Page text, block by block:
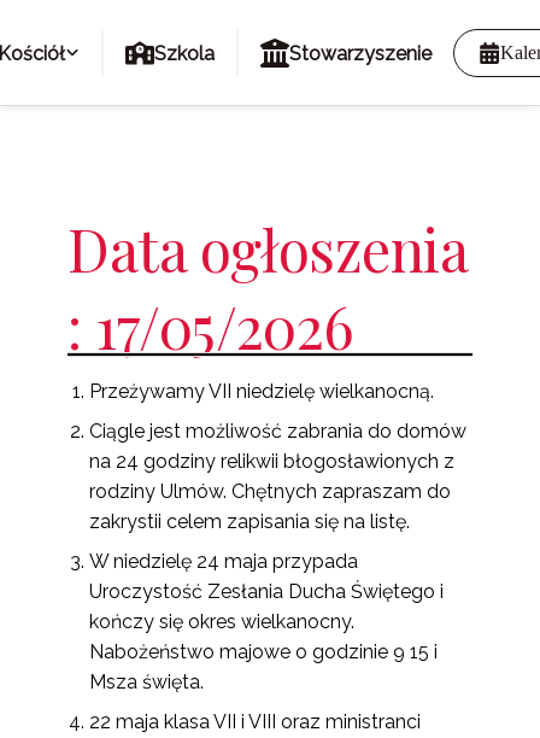
Szkola Stowarzyszenie
Data ogłoszenia
: 17/05/2026
Przeżywamy VII niedzielę wielkanocną.
Ciągle jest możliwość zabrania do domów
na 24 godziny relikwii błogosławionych z
rodziny Ulmów. Chętnych zapraszam do
zakrystii celem zapisania się na listę.
W niedzielę 24 maja przypada
Uroczystość Zesłania Ducha Świętego i
kończy się okres wielkanocny.
Nabożeństwo majowe o godzinie 9 15 i
Msza święta.
22 maja klasa VII i VIII oraz ministranci